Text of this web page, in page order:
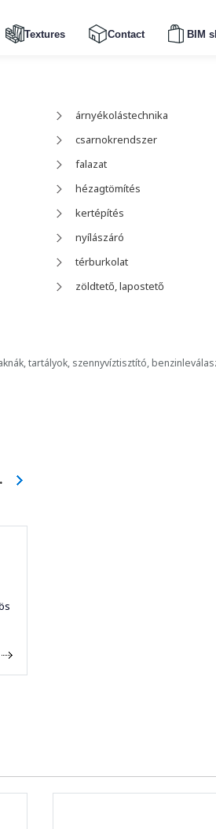
Textures Contact BIM
árnyékolástechnika
csarnokrendszer
falazat
hézagtömítés
kertépítés
nyílászáró
térburkolat
zöldtető, lapostető
tartályok, szennyvíztisztító,